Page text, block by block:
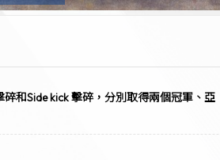
和Side kick 擊碎，分別取得兩個冠軍、亞